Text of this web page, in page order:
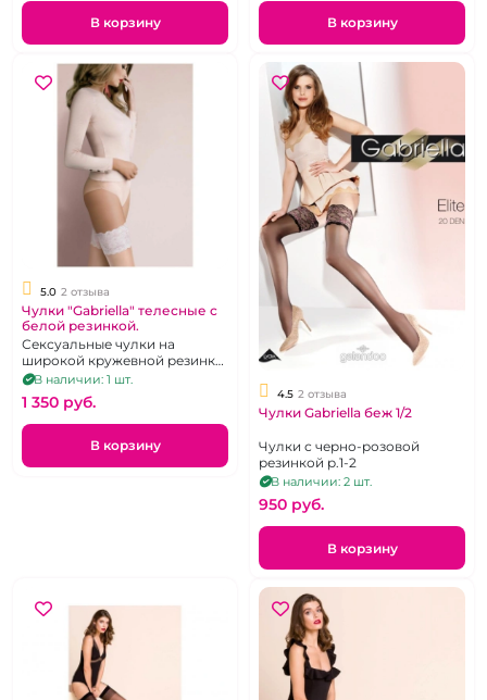
В корзину В корзину
5.0 2 отзыва
Чулки "Gabriella" телесные с
белой резинкой.
Сексуальные чулки на
широкой кружевной резинке.
Размер 1-2
В наличии: 1 шт.
1 350 pуб.
В корзину
4.5 2 отзыва
Чулки Gabriella беж 1/2
Чулки с черно-розовой
резинкой р.1-2
В наличии: 2 шт.
950 pуб.
В корзину